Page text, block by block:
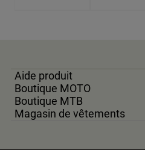
Aide produit
Boutique MOTO
Boutique MTB
Magasin de vêtements